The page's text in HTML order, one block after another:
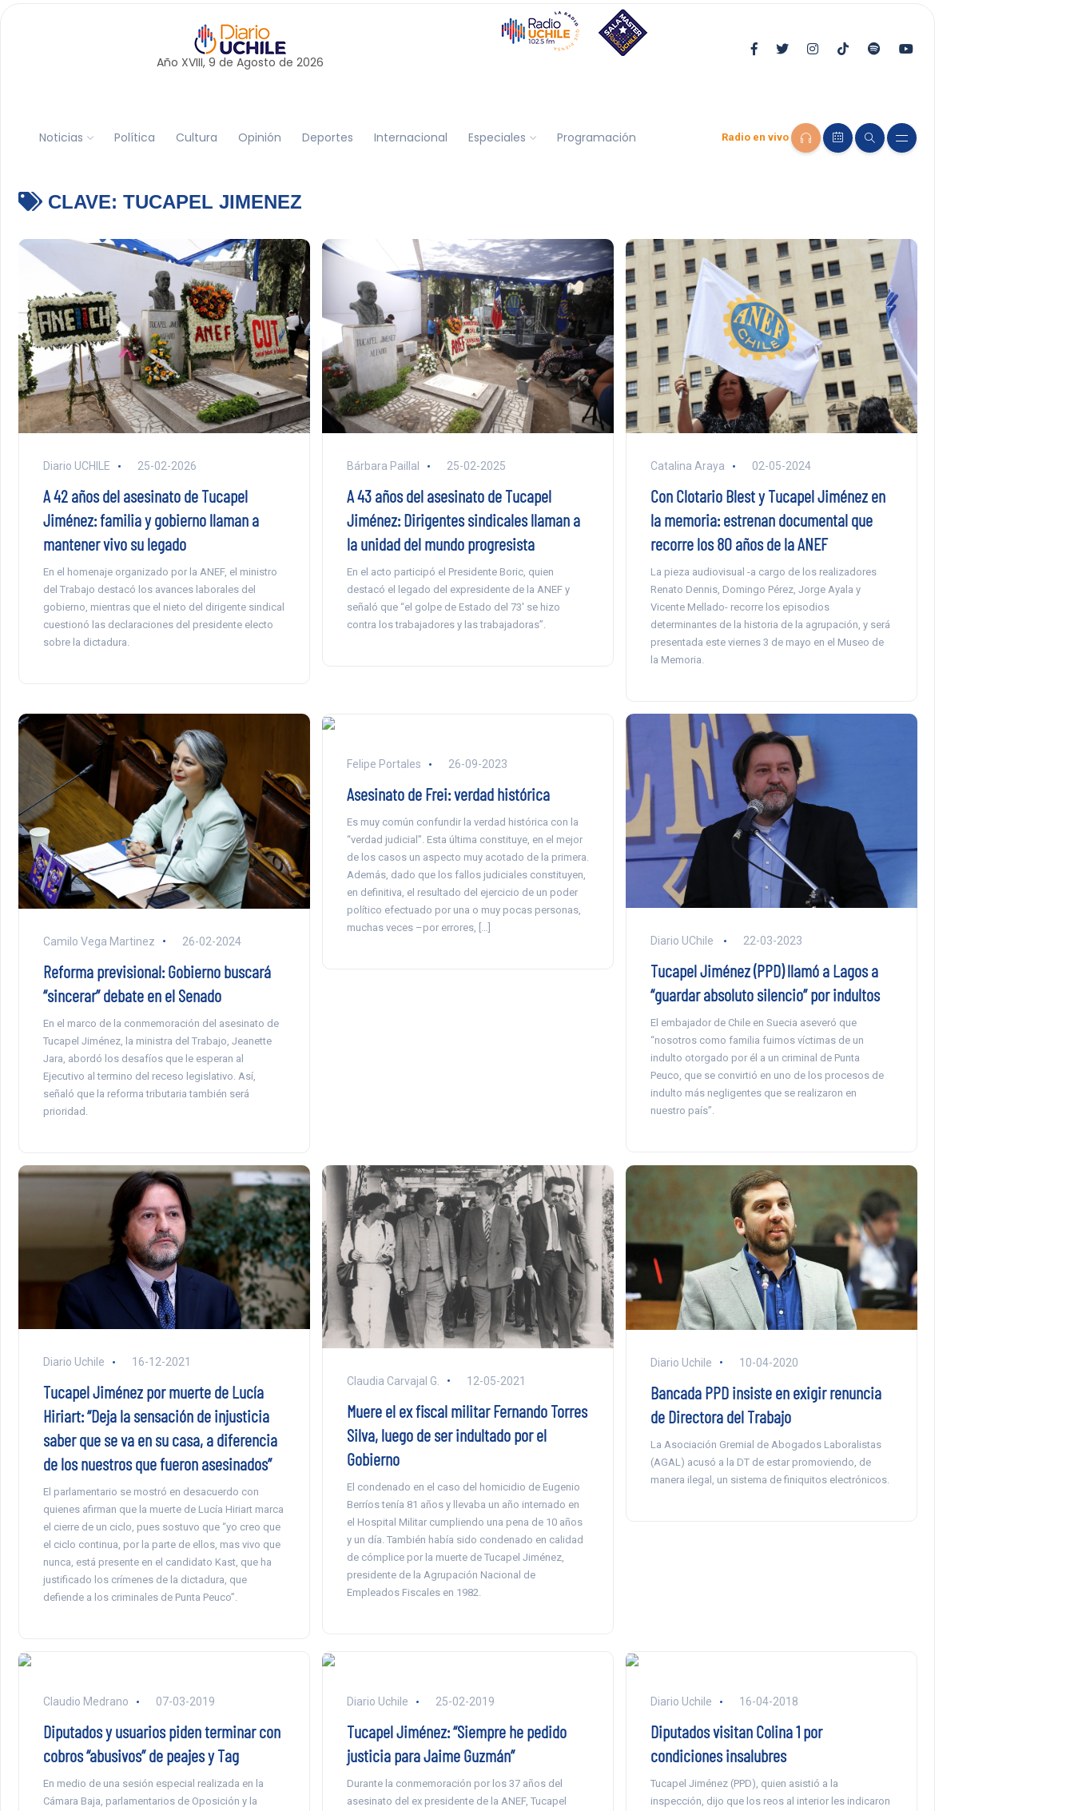
Año XVIII, 9 de Agosto de 2026
Noticias Política Cultura Opinión Deportes Internacional Especiales Programación Radio en vivo
CLAVE: TUCAPEL JIMENEZ
Diario UCHILE 25-02-2026
A 42 años del asesinato de Tucapel
Jiménez: familia y gobierno llaman a
mantener vivo su legado
En el homenaje organizado por la ANEF, el ministro
del Trabajo destacó los avances laborales del
gobierno, mientras que el nieto del dirigente sindical
cuestionó las declaraciones del presidente electo
sobre la dictadura.
Bárbara Paillal 25-02-2025
A 43 años del asesinato de Tucapel
Jiménez: Dirigentes sindicales llaman a
la unidad del mundo progresista
En el acto participó el Presidente Boric, quien
destacó el legado del expresidente de la ANEF y
señaló que “el golpe de Estado del 73′ se hizo
contra los trabajadores y las trabajadoras”.
Catalina Araya 02-05-2024
Con Clotario Blest y Tucapel Jiménez en
la memoria: estrenan documental que
recorre los 80 años de la ANEF
La pieza audiovisual -a cargo de los realizadores
Renato Dennis, Domingo Pérez, Jorge Ayala y
Vicente Mellado- recorre los episodios
determinantes de la historia de la agrupación, y será
presentada este viernes 3 de mayo en el Museo de
la Memoria.
Camilo Vega Martinez 26-02-2024
Reforma previsional: Gobierno buscará
“sincerar” debate en el Senado
En el marco de la conmemoración del asesinato de
Tucapel Jiménez, la ministra del Trabajo, Jeanette
Jara, abordó los desafíos que le esperan al
Ejecutivo al termino del receso legislativo. Así,
señaló que la reforma tributaria también será
prioridad.
Felipe Portales 26-09-2023
Asesinato de Frei: verdad histórica
Es muy común confundir la verdad histórica con la
“verdad judicial”. Esta última constituye, en el mejor
de los casos un aspecto muy acotado de la primera.
Además, dado que los fallos judiciales constituyen,
en definitiva, el resultado del ejercicio de un poder
político efectuado por una o muy pocas personas,
muchas veces –por errores, […]
Diario UChile 22-03-2023
Tucapel Jiménez (PPD) llamó a Lagos a
“guardar absoluto silencio” por indultos
El embajador de Chile en Suecia aseveró que
“nosotros como familia fuimos víctimas de un
indulto otorgado por él a un criminal de Punta
Peuco, que se convirtió en uno de los procesos de
indulto más negligentes que se realizaron en
nuestro país”.
Diario Uchile 16-12-2021
Tucapel Jiménez por muerte de Lucía
Hiriart: “Deja la sensación de injusticia
saber que se va en su casa, a diferencia
de los nuestros que fueron asesinados”
El parlamentario se mostró en desacuerdo con
quienes afirman que la muerte de Lucía Hiriart marca
el cierre de un ciclo, pues sostuvo que “yo creo que
el ciclo continua, por la parte de ellos, mas vivo que
nunca, está presente en el candidato Kast, que ha
justificado los crímenes de la dictadura, que
defiende a los criminales de Punta Peuco”.
Claudia Carvajal G. 12-05-2021
Muere el ex fiscal militar Fernando Torres
Silva, luego de ser indultado por el
Gobierno
El condenado en el caso del homicidio de Eugenio
Berríos tenía 81 años y llevaba un año internado en
el Hospital Militar cumpliendo una pena de 10 años
y un día. También había sido condenado en calidad
de cómplice por la muerte de Tucapel Jiménez,
presidente de la Agrupación Nacional de
Empleados Fiscales en 1982.
Diario Uchile 10-04-2020
Bancada PPD insiste en exigir renuncia
de Directora del Trabajo
La Asociación Gremial de Abogados Laboralistas
(AGAL) acusó a la DT de estar promoviendo, de
manera ilegal, un sistema de finiquitos electrónicos.
Claudio Medrano 07-03-2019
Diputados y usuarios piden terminar con
cobros “abusivos” de peajes y Tag
En medio de una sesión especial realizada en la
Cámara Baja, parlamentarios de Oposición y la
Diario Uchile 25-02-2019
Tucapel Jiménez: “Siempre he pedido
justicia para Jaime Guzmán”
Durante la conmemoración por los 37 años del
asesinato del ex presidente de la ANEF, Tucapel
Diario Uchile 16-04-2018
Diputados visitan Colina 1 por
condiciones insalubres
Tucapel Jiménez (PPD), quien asistió a la
inspección, dijo que los reos al interior les indicaron